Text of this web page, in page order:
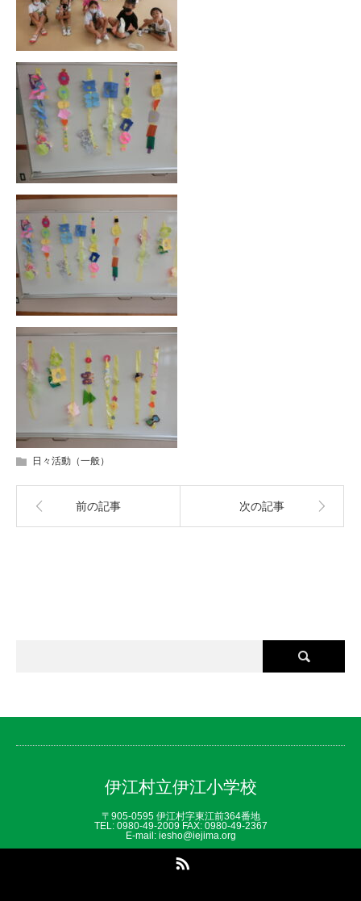
日々活動（一般）
前の記事 次の記事
伊江村立伊江小学校
〒905-0595 伊江村字東江前364番地
TEL: 0980‐49‐2009 FAX: 0980‐49‐2367
E-mail: iesho@iejima.org